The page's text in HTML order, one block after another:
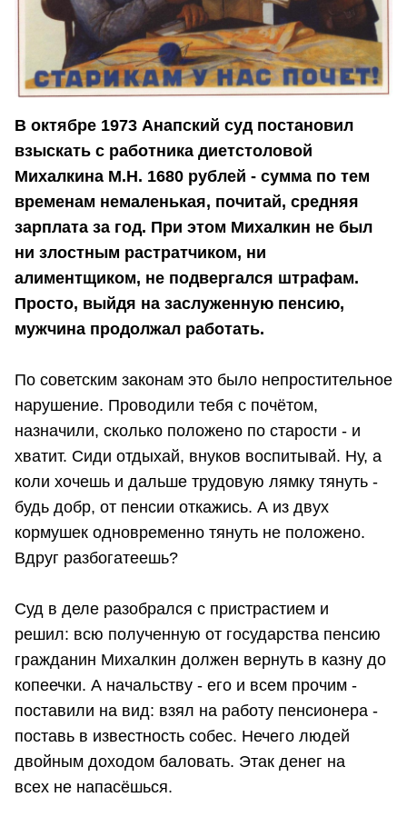
В октябре 1973 Анапский суд постановил
взыскать с работника диетстоловой
Михалкина М.Н. 1680 рублей - сумма по тем
временам немаленькая, почитай, средняя
зарплата за год. При этом Михалкин не был
ни злостным растратчиком, ни
алиментщиком, не подвергался штрафам.
Просто, выйдя на заслуженную пенсию,
мужчина продолжал работать.
По советским законам это было непростительное
нарушение. Проводили тебя с почётом,
назначили, сколько положено по старости - и
хватит. Сиди отдыхай, внуков воспитывай. Ну, а
коли хочешь и дальше трудовую лямку тянуть -
будь добр, от пенсии откажись. А из двух
кормушек одновременно тянуть не положено.
Вдруг разбогатеешь?
Суд в деле разобрался с пристрастием и
решил: всю полученную от государства пенсию
гражданин Михалкин должен вернуть в казну до
копеечки. А начальству - его и всем прочим -
поставили на вид: взял на работу пенсионера -
поставь в известность собес. Нечего людей
двойным доходом баловать. Этак денег на
всех не напасёшься.